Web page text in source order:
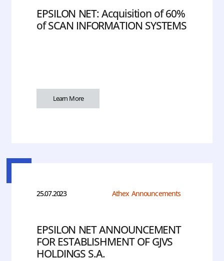
EPSILON NET: Acquisition of 60%
of SCAN INFORMATION SYSTEMS
Learn More
25.07.2023 Athex Announcements
EPSILON NET ANNOUNCEMENT
FOR ESTABLISHMENT OF GJVS
HOLDINGS S.A.